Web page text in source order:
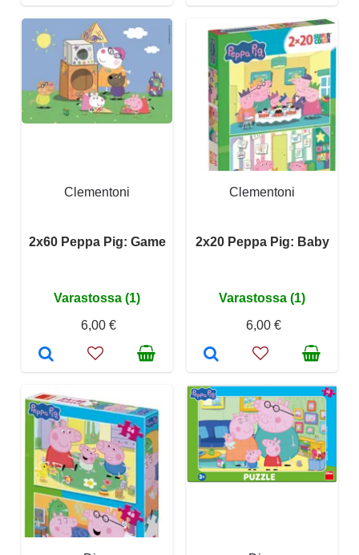
Clementoni
2x60 Peppa Pig: Game
Varastossa (1)
6,00 €
Clementoni
2x20 Peppa Pig: Baby
Varastossa (1)
6,00 €